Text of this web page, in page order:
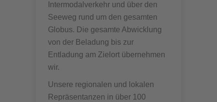
Intermodalverkehr und über den
Seeweg rund um den gesamten
Globus. Die gesamte Abwicklung
von der Beladung bis zur
Entladung am Zielort übernehmen
wir.
Unsere regionalen und lokalen
Repräsentanzen in über 100